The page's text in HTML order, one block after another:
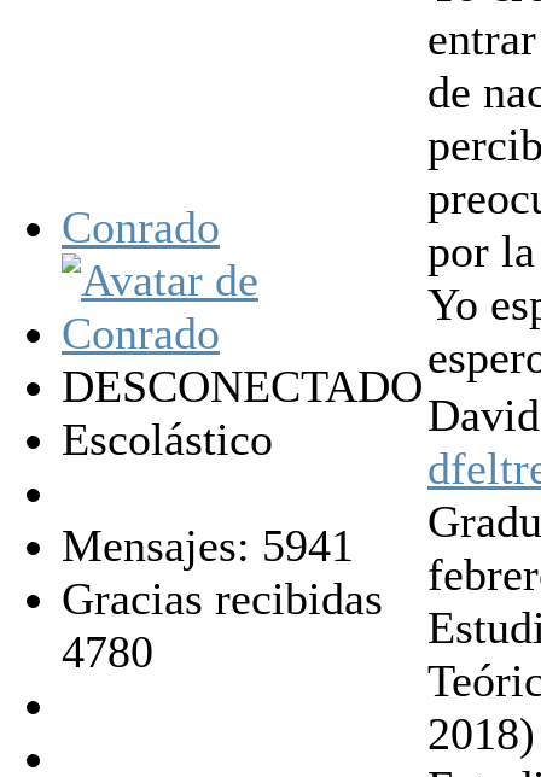
Conrado
DESCONECTADO
Escolástico
Mensajes: 5941
Gracias recibidas
4780
de
por
Yo
2018)